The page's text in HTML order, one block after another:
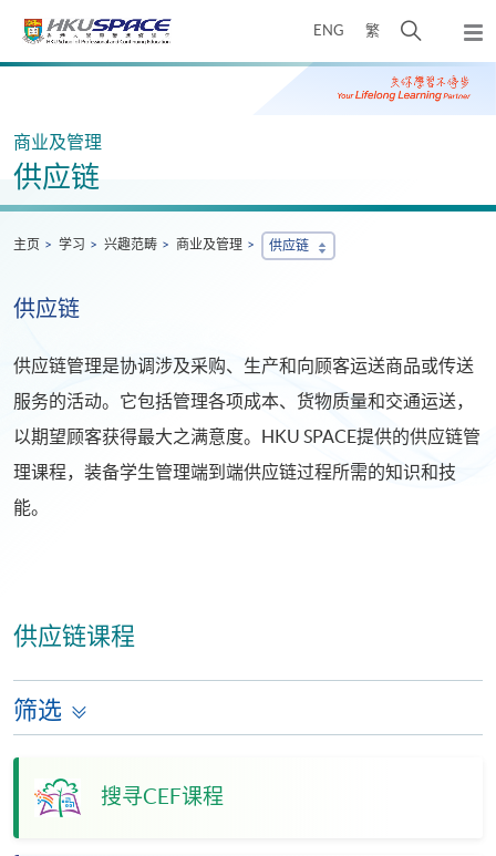
ENG 繁
开
搜
寻
弹
出
主
Main
商业及管理
供应链
主页 学习 兴趣范畴 商业及管理 供应链
供应链
供应链管理是协调涉及采购、生产和向顾客运送商品或传送
服务的活动。它包括管理各项成本、货物质量和交通运送，
以期望顾客获得最大之满意度。HKU SPACE提供的供应链管
理课程，装备学生管理端到端供应链过程所需的知识和技
能。
供应链课程
筛选
搜寻CEF课程